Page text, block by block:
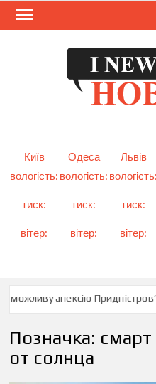
Skip
Київ
Одеса Львів
вологість:
тиск:
вітер:
вологість:
тиск:
вітер:
вологість:
тиск:
вітер:
можливу анексію
Позначка: смарт
от солнца